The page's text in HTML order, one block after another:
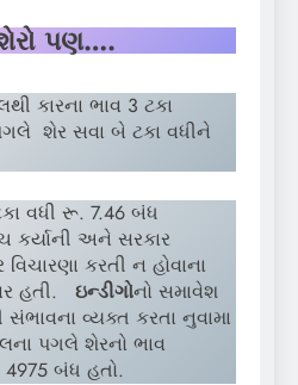
પણ….
કારના ભાવ 3 ટકા
પગલે શેર સવા બે ટકા વધીને
વધી રૂ. 7.46 બંધ
કર્યાની અને સરકાર
કરતી ન હોવાના
હતી. ઇન્ડીગોનો સમાવેશ
સંભાવના વ્યક્ત કરતા નુવામા
પગલે શેરનો ભાવ
4975 બંધ હતો.